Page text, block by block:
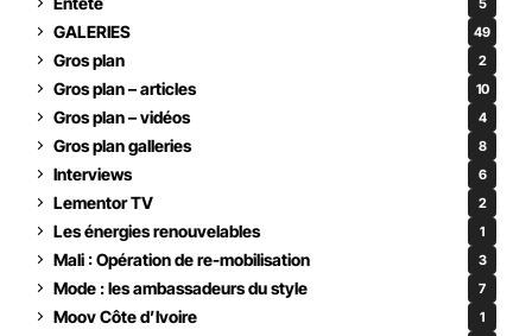
GALERIES 49
Gros plan 2
Gros plan – articles 10
Gros plan – vidéos 4
Gros plan galleries 8
Interviews 6
Lementor TV 2
Les énergies renouvelables 1
Mali : Opération de re-mobilisation 3
Mode : les ambassadeurs du style 7
Moov Côte d’Ivoire 1